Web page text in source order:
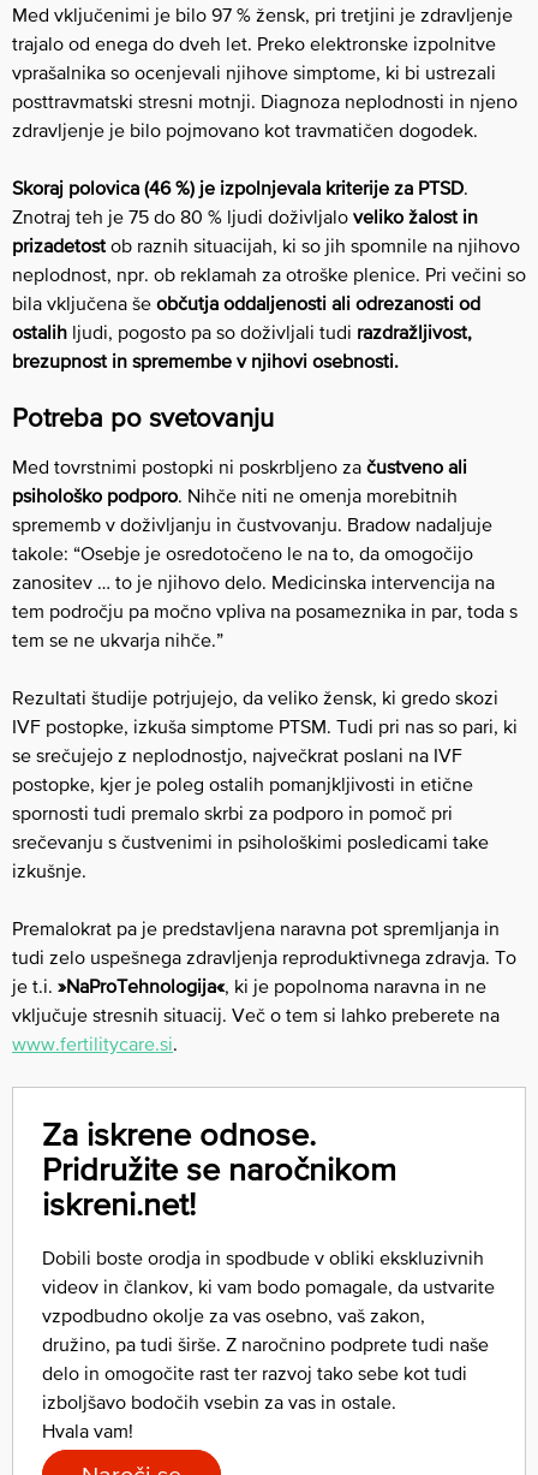
Med vključenimi je bilo 97 % žensk, pri tretjini je zdravljenje
trajalo od enega do dveh let. Preko elektronske izpolnitve
vprašalnika so ocenjevali njihove simptome, ki bi ustrezali
posttravmatski stresni motnji. Diagnoza neplodnosti in njeno
zdravljenje je bilo pojmovano kot travmatičen dogodek.
Skoraj polovica (46 %) je izpolnjevala kriterije za PTSD.
Znotraj teh je 75 do 80 % ljudi doživljalo veliko žalost in
prizadetost ob raznih situacijah, ki so jih spomnile na njihovo
neplodnost, npr. ob reklamah za otroške plenice. Pri večini so
bila vključena še občutja oddaljenosti ali odrezanosti od
ostalih ljudi, pogosto pa so doživljali tudi razdražljivost,
brezupnost in spremembe v njihovi osebnosti.
Potreba po svetovanju
Med tovrstnimi postopki ni poskrbljeno za čustveno ali
psihološko podporo. Nihče niti ne omenja morebitnih
sprememb v doživljanju in čustvovanju. Bradow nadaljuje
takole: “Osebje je osredotočeno le na to, da omogočijo
zanositev … to je njihovo delo. Medicinska intervencija na
tem področju pa močno vpliva na posameznika in par, toda s
tem se ne ukvarja nihče.”
Rezultati študije potrjujejo, da veliko žensk, ki gredo skozi
IVF postopke, izkuša simptome PTSM. Tudi pri nas so pari, ki
se srečujejo z neplodnostjo, največkrat poslani na IVF
postopke, kjer je poleg ostalih pomanjkljivosti in etične
spornosti tudi premalo skrbi za podporo in pomoč pri
srečevanju s čustvenimi in psihološkimi posledicami take
izkušnje.
Premalokrat pa je predstavljena naravna pot spremljanja in
tudi zelo uspešnega zdravljenja reproduktivnega zdravja. To
je t.i. »NaProTehnologija«, ki je popolnoma naravna in ne
vključuje stresnih situacij. Več o tem si lahko preberete na
www.fertilitycare.si.
Za iskrene odnose.
Pridružite se naročnikom
iskreni.net!
Dobili boste orodja in spodbude v obliki ekskluzivnih
videov in člankov, ki vam bodo pomagale, da ustvarite
vzpodbudno okolje za vas osebno, vaš zakon,
družino, pa tudi širše. Z naročnino podprete tudi naše
delo in omogočite rast ter razvoj tako sebe kot tudi
izboljšavo bodočih vsebin za vas in ostale.
Hvala vam!